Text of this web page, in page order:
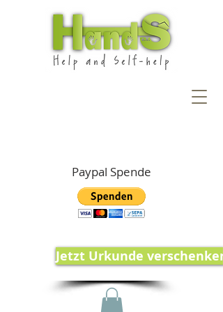
Paypal Spende
Jetzt Urkunde verschenken